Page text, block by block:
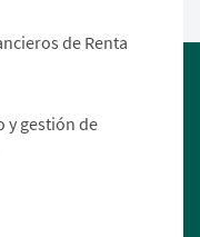
de Renta
y gestión de